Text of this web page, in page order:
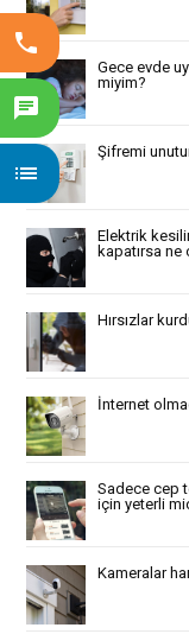
phone
chat
list
Gece evde
miyim?
Şifremi
Elektrik
kapatırsa ne
Hırsızlar
İnternet
Sadece cep
için yeterli
Kameralar